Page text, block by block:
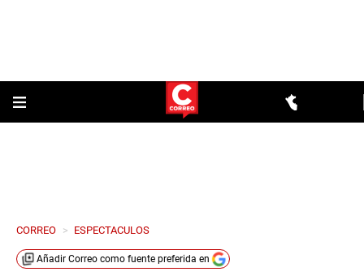
CORREO > ESPECTACULOS
Añadir Correo como fuente preferida en